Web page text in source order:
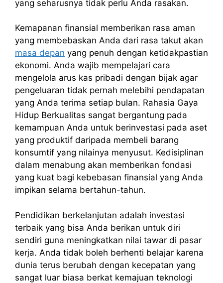
yang seharusnya tidak perlu Anda rasakan.
Kemapanan finansial memberikan rasa aman
yang membebaskan Anda dari rasa takut akan
masa depan yang penuh dengan ketidakpastian
ekonomi. Anda wajib mempelajari cara
mengelola arus kas pribadi dengan bijak agar
pengeluaran tidak pernah melebihi pendapatan
yang Anda terima setiap bulan. Rahasia Gaya
Hidup Berkualitas sangat bergantung pada
kemampuan Anda untuk berinvestasi pada aset
yang produktif daripada membeli barang
konsumtif yang nilainya menyusut. Kedisiplinan
dalam menabung akan memberikan fondasi
yang kuat bagi kebebasan finansial yang Anda
impikan selama bertahun-tahun.
Pendidikan berkelanjutan adalah investasi
terbaik yang bisa Anda berikan untuk diri
sendiri guna meningkatkan nilai tawar di pasar
kerja. Anda tidak boleh berhenti belajar karena
dunia terus berubah dengan kecepatan yang
sangat luar biasa berkat kemajuan teknologi